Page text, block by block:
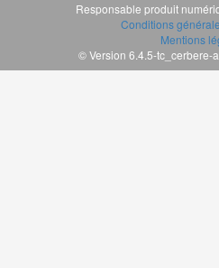
Responsable produit
Conditions
Mentions
© Version 6.4.5-tc_cerbere-